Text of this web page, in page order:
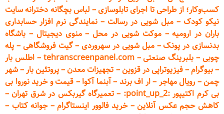
کسب‌وکار؛ از طراحی تا اجرای تابلوسازی– لباس بچگانه دخترانه سایت
نیکو کودک – مبل شویی در رسالت – نمایندگی نرم افزار حسابداری
باران در ارومیه–موکت شویی در محل–منوی دیجیتال – باشگاه
بدنسازی در پونک–مبل شویی در سهروردی–گیت فروشگاهی – پله
چوبی – بلبرینگ صنعتی–
tehranscreenpanel.com
–اطلس بار
–بیوگرام–فیزیوتراپی در قزوین– تجهیزات معدن–پروتئین بار–شهر
چمن– رویال مهاجر –ار اف برند –آبنما آکوا – قیمت و خرید نوروا بی
بی کرم اکتیپور :point_up_2:
– تعمیرگاه گیربکس در شرق تهران–
کاهش حجم عکس آنلاین–خرید فالوور اینستاگرام–جوانه کتاب –